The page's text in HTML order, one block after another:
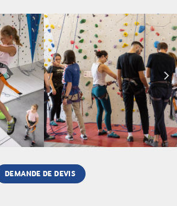
DEMANDE DE DEVIS